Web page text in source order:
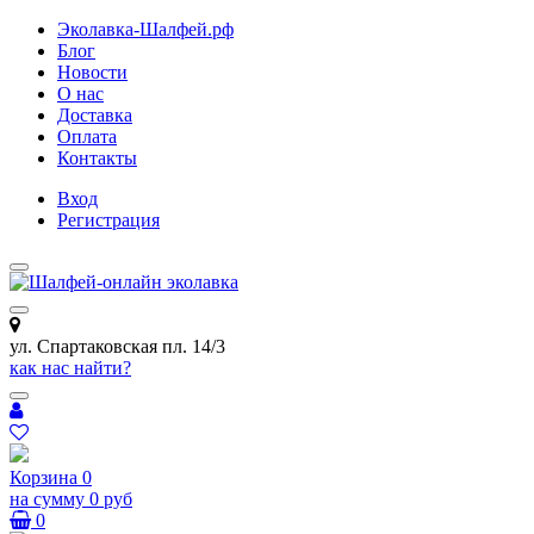
Эколавка-Шалфей.рф
Блог
Новости
О нас
Доставка
Оплата
Контакты
Вход
Регистрация
ул. Спартаковская пл. 14/3
как нас найти?
Корзина 0
на сумму 0 руб
0